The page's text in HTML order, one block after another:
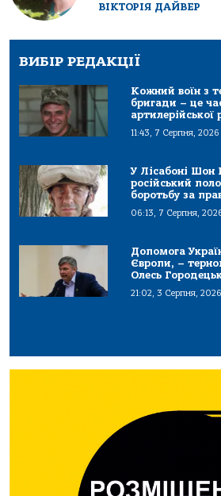
ВІКТОРІЯ ДАЙВЕР
ВИБІР РЕДАКЦІЇ
Кожний воїн з
бригади – це
артилерійської
11:43, 7 Серпня, 2026
У Лісабоні Шон
російський
боротьбу за
06:13, 7 Серпня,
Допомога
Європи, –
Олесь
21:02, 3 Серпня, 2026